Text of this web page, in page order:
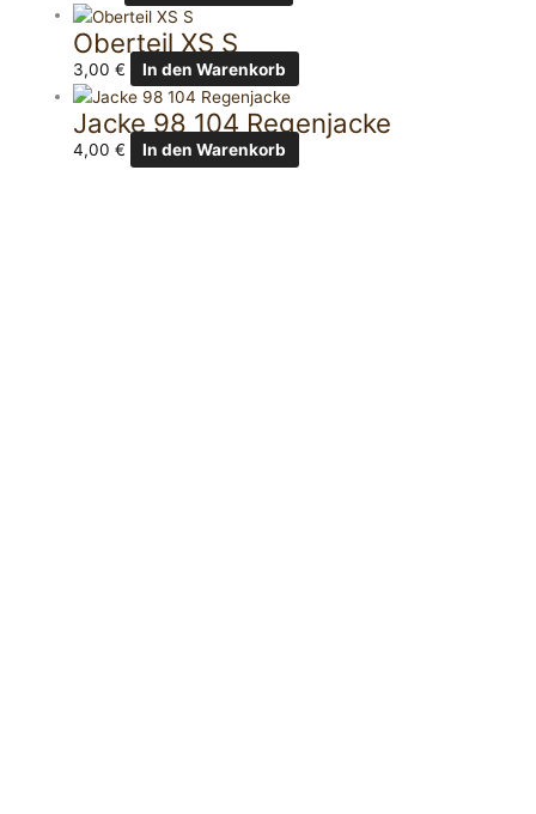
Oberteil XS S
3,00€ In den Warenkorb
Jacke 98 104 Regenjacke
4,00€ In den Warenkorb